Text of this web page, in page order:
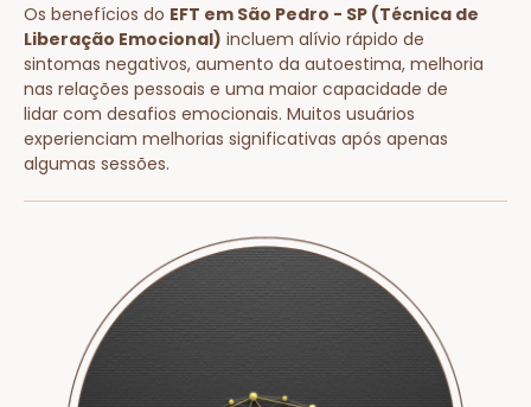
Os benefícios do EFT em São Pedro - SP (Técnica de
Liberação Emocional) incluem alívio rápido de
sintomas negativos, aumento da autoestima, melhoria
nas relações pessoais e uma maior capacidade de
lidar com desafios emocionais. Muitos usuários
experienciam melhorias significativas após apenas
algumas sessões.